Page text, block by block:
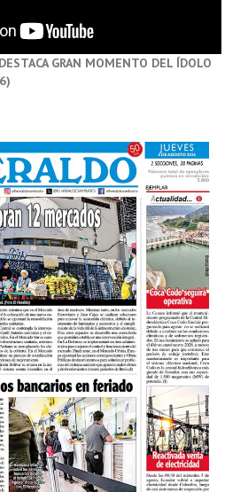
DESTACA GRAN MOMENTO DEL ÍDOLO